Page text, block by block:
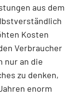
aus dem
Kosten
Verbraucher
nur an die
zu denken,
enorm